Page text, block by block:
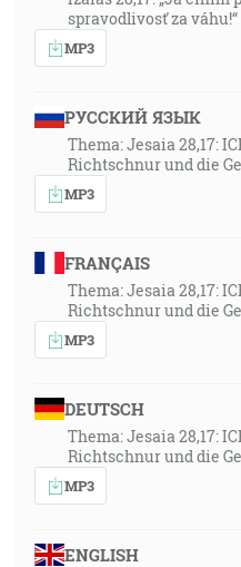
spravodlivosť za váhu!“
MP3
РУССКИЙ ЯЗЫК
Thema: Jesaia 28,17:
Richtschnur und die
MP3
FRANÇAIS
Thema: Jesaia 28,17:
Richtschnur und die
MP3
DEUTSCH
Thema: Jesaia 28,17:
Richtschnur und die
MP3
ENGLISH